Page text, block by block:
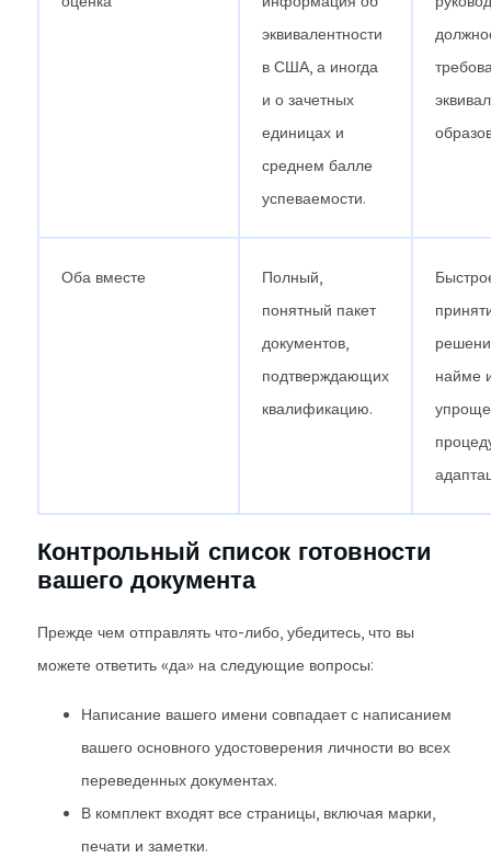
эквивалентности
в США, а иногда
и о зачетных
единицах и
среднем балле
успеваемости.
Оба вместе
Полный,
понятный пакет
документов,
подтверждающих
квалификацию.
найме
Контрольный список готовности
вашего документа
Прежде чем отправлять что-либо, убедитесь, что вы
можете ответить «да» на следующие вопросы:
Написание вашего имени совпадает с написанием
вашего основного удостоверения личности во всех
переведенных документах.
В комплект входят все страницы, включая марки,
печати и заметки.